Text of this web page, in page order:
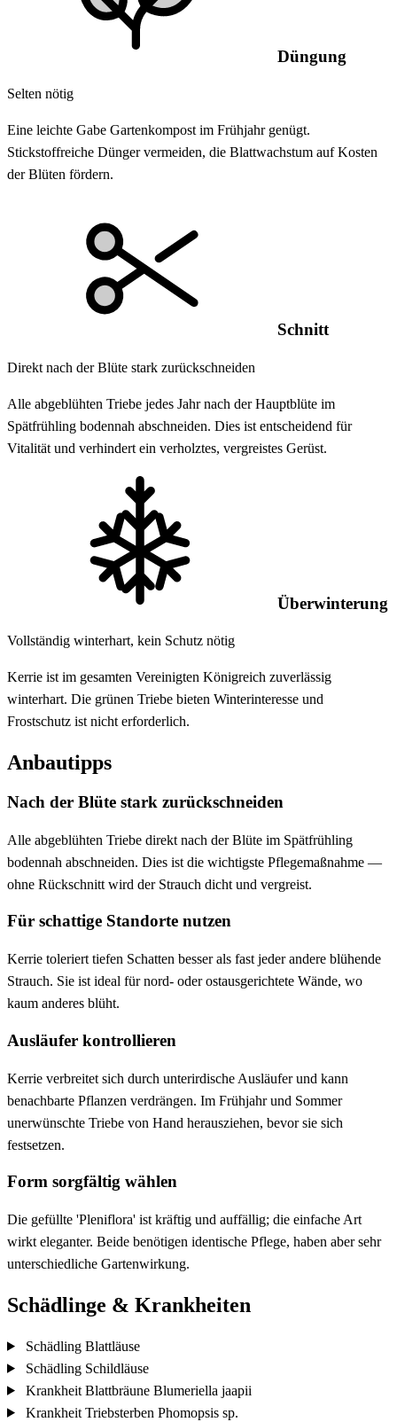
Düngung
Selten nötig
Eine leichte Gabe Gartenkompost im Frühjahr genügt.
Stickstoffreiche Dünger vermeiden, die Blattwachstum auf Kosten
der Blüten fördern.
Schnitt
Direkt nach der Blüte stark zurückschneiden
Alle abgeblühten Triebe jedes Jahr nach der Hauptblüte im
Spätfrühling bodennah abschneiden. Dies ist entscheidend für
Vitalität und verhindert ein verholztes, vergreistes Gerüst.
Überwinterung
Vollständig winterhart, kein Schutz nötig
Kerrie ist im gesamten Vereinigten Königreich zuverlässig
winterhart. Die grünen Triebe bieten Winterinteresse und
Frostschutz ist nicht erforderlich.
Anbautipps
Nach der Blüte stark zurückschneiden
Alle abgeblühten Triebe direkt nach der Blüte im Spätfrühling
bodennah abschneiden. Dies ist die wichtigste Pflegemaßnahme —
ohne Rückschnitt wird der Strauch dicht und vergreist.
Für schattige Standorte nutzen
Kerrie toleriert tiefen Schatten besser als fast jeder andere blühende
Strauch. Sie ist ideal für nord- oder ostausgerichtete Wände, wo
kaum anderes blüht.
Ausläufer kontrollieren
Kerrie verbreitet sich durch unterirdische Ausläufer und kann
benachbarte Pflanzen verdrängen. Im Frühjahr und Sommer
unerwünschte Triebe von Hand herausziehen, bevor sie sich
festsetzen.
Form sorgfältig wählen
Die gefüllte 'Pleniflora' ist kräftig und auffällig; die einfache Art
wirkt eleganter. Beide benötigen identische Pflege, haben aber sehr
unterschiedliche Gartenwirkung.
Schädlinge & Krankheiten
Schädling Blattläuse
Schädling Schildläuse
Krankheit Blattbräune Blumeriella jaapii
Krankheit Triebsterben Phomopsis sp.